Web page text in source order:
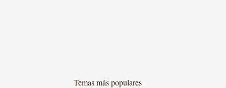
Temas más populares